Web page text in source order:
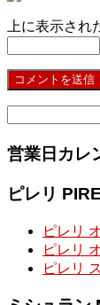
上に表示され
営業日カレ
ピレリ
ピレリ
ピレリ
ピレリ